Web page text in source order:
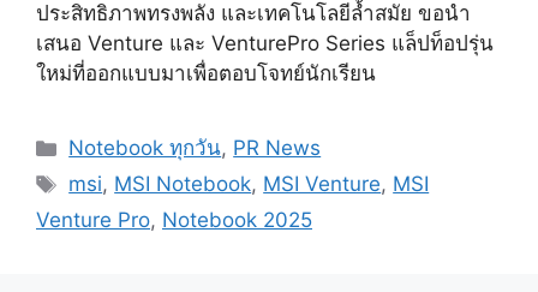
ประสิทธิภาพทรงพลัง และเทคโนโลยีล้ำสมัย ขอนำ
เสนอ Venture และ VenturePro Series แล็ปท็อปรุ่น
ใหม่ที่ออกแบบมาเพื่อตอบโจทย์นักเรียน
Categories
Notebook ทุกวัน, PR News
Tags
msi, MSI Notebook, MSI Venture, MSI
Venture Pro, Notebook 2025